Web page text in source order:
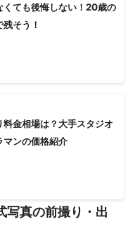
くても後悔しない！20歳の
そう！
料金相場は？大手スタジオ
マンの価格紹介
写真の前撮り・出